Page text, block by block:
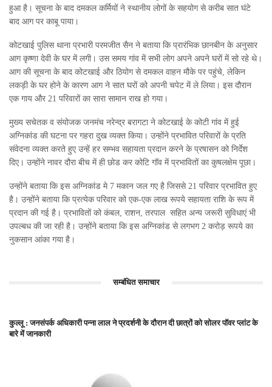
हुआ है। सूचना के बाद दमकल कर्मियों ने स्थानीय लोगों के सहयोग से करीब सात घंटे
बाद आग पर काबू पाया।
कोटखाई पुलिस थाना प्रभारी परमजीत सैन ने बताया कि प्रारंभिक छानबीन के अनुसार
आग कृष्णा देवी के घर में लगी। उस समय गांव में सभी लोग अपने अपने घरों में सो रहे थे।
आग की सूचना के बाद कोटखाई और ठियोग से दमकल वाहन मौके पर पहुंचे, लेकिन
लकड़ी के घर होने के कारण आग ने सात घरों को अपनी चपेट में ले लिया। इस दौरान
एक गाय और 21 परिवारों का सारा सामान राख हो गया।
मुख्य सचेतक व संयोजक जनमंच नरेन्द्र बरागटा ने कोटखाई के कोटी गांव में हुई
अग्निकांड की घटना पर गहरा दुख व्यक्त किया। उन्होंने प्रभावित परिवारों के प्रति
संवेदना व्यक्त करते हुए उन्हें हर सम्भव सहायता प्रदान करने के प्रषासन को निर्देश
दिए। उन्होंने नावर दौरा बीच में ही छोड कर कोटि गॉव में प्रभावितों का कुषलक्षेम पूछा।
उन्होंने बताया कि इस अग्निकांड मे 7 मकान जल गए है जिससे 21 परिवार प्रभावित हुए
है। उन्होंने बताया कि प्रत्येक परिवार को एक-एक लाख रूपये सहायता राशि के रूप में
प्रदान की गई है। प्रभावितों को कंबल, राशन, तरपाल सहित अन्य जरूरी सुविधाएं भी
उपल्बध की जा रही है। उन्होंने बताया कि इस अग्निकांड से लगभग 2 करोड़ रूपये का
नुकसान आंका गया है।
सम्बंधित समाचार
कुल्लू : जनसंपर्क अधिकारी पन्ना लाल ने प्रदर्शनी के दौरान दी छात्रों को सोलर पॉवर प्लांट के
बारे में जानकारी